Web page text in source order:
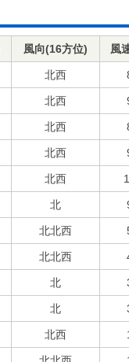
風向(16方位) 風
北西
北西
北西
北西
北西
北
北北西
北北西
北
北
北西